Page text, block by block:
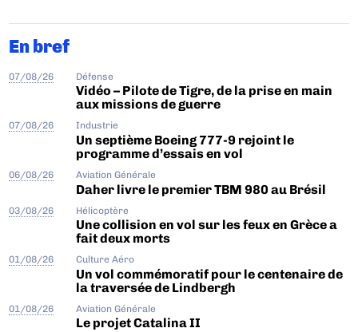
En bref
07/08/26 Défense
Vidéo – Pilote de Tigre, de la prise en main
aux missions de guerre
07/08/26 Industrie
Un septième Boeing 777-9 rejoint le
programme d’essais en vol
06/08/26 Aviation Générale
Daher livre le premier TBM 980 au Brésil
03/08/26 Hélicoptère
Une collision en vol sur les feux en Grèce a
fait deux morts
01/08/26 Culture Aéro
Un vol commémoratif pour le centenaire de
la traversée de Lindbergh
01/08/26 Aviation Générale
Le projet Catalina II